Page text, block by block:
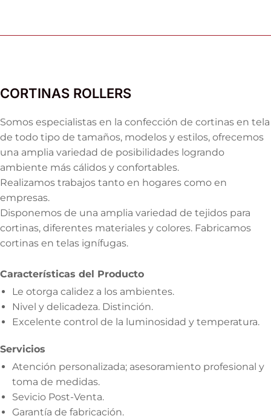
CORTINAS ROLLERS
Somos especialistas en la confección de cortinas en tela
de todo tipo de tamaños, modelos y estilos, ofrecemos
una amplia variedad de posibilidades logrando
ambiente más cálidos y confortables.
Realizamos trabajos tanto en hogares como en
empresas.
Disponemos de una amplia variedad de tejidos para
cortinas, diferentes materiales y colores. Fabricamos
cortinas en telas ignífugas.
Características del Producto
Le otorga calidez a los ambientes.
Nivel y delicadeza. Distinción.
Excelente control de la luminosidad y temperatura.
Servicios
Atención personalizada; asesoramiento profesional y
toma de medidas.
Sevicio Post-Venta.
Garantía de fabricación.